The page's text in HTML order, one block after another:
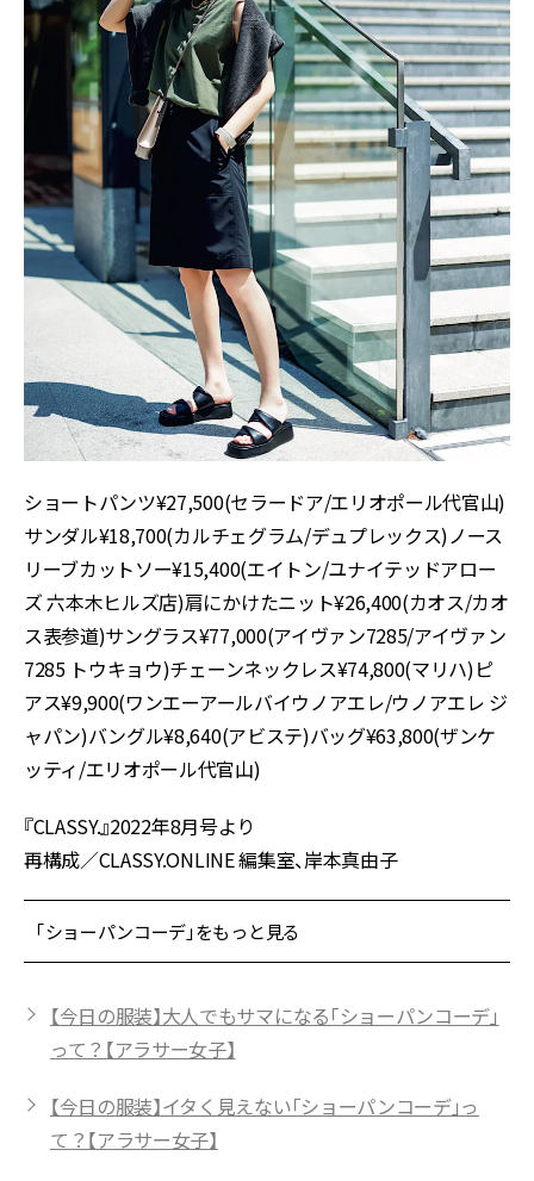
ショートパンツ¥27,500(セラードア/エリオポール代官山)
サンダル¥18,700(カルチェグラム/デュプレックス)ノース
リーブカットソー¥15,400(エイトン/ユナイテッドアロー
ズ 六本木ヒルズ店)肩にかけたニット¥26,400(カオス/カオ
ス表参道)サングラス¥77,000(アイヴァン7285/アイヴァン
7285 トウキョウ)チェーンネックレス¥74,800(マリハ)ピ
アス¥9,900(ワンエーアールバイウノアエレ/ウノアエレ ジ
ャパン)バングル¥8,640(アビステ)バッグ¥63,800(ザンケ
ッティ/エリオポール代官山)
『CLASSY.』2022年8月号より
再構成／CLASSY.ONLINE 編集室、岸本真由子
「ショーパンコーデ」をもっと見る
【今日の服装】大人でもサマになる「ショーパンコーデ」
って？【アラサー女子】
【今日の服装】イタく見えない「ショーパンコーデ」っ
て？【アラサー女子】